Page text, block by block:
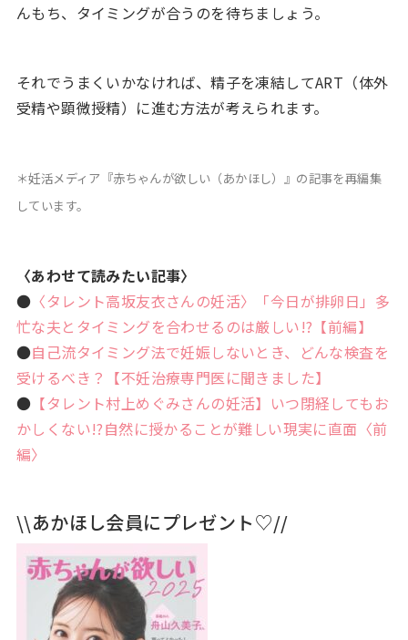
んもち、タイミングが合うのを待ちましょう。
それでうまくいかなければ、精子を凍結してART（体外
受精や顕微授精）に進む方法が考えられます。
＊妊活メディア『赤ちゃんが欲しい（あかほし）』の記事を再編集
しています。
〈あわせて読みたい記事〉
● 〈タレント高坂友衣さんの妊活〉「今日が排卵日」多
忙な夫とタイミングを合わせるのは厳しい!?【前編】
●自己流タイミング法で妊娠しないとき、どんな検査を
受けるべき？【不妊治療専門医に聞きました】
● 【タレント村上めぐみさんの妊活】いつ閉経してもお
かしくない!?自然に授かることが難しい現実に直面〈前
編〉
\\あかほし会員にプレゼント♡//